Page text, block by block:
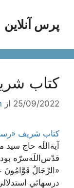
محتواپرس آنلاین
کتاب
25/09/2022 از
کتاب شریف
آیة‌اللَه حاج
قدّس‌اللَه‌سرّه
«الرِّجَالُ قَوَّامُونَ
درسهائي‌